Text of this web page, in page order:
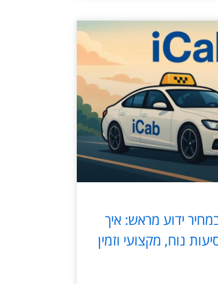
ידוע מראש: איך
נוח, מקצועי וזמין